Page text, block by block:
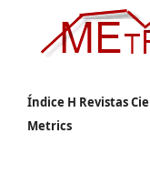
Índice H Revistas
Metrics